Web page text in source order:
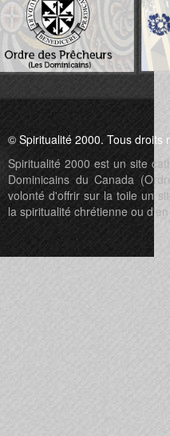
© Spiritualité 2000. Tous droits
Spiritualité 2000 est un site
Dominicains du Canada
volonté d'offrir sur la toile un
la spiritualité chrétienne ou